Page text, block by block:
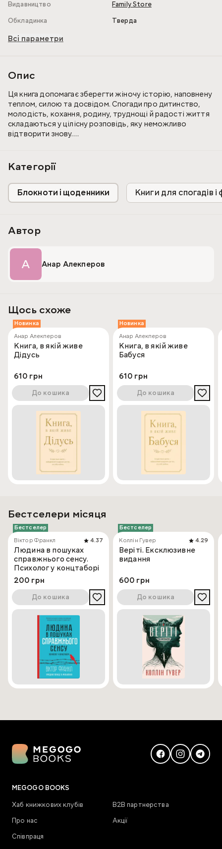
Видавництво
Family Store
Обкладинка
Тверда
Всі параметри
Опис
Ця книга допомагає зберегти жіночу історію, наповнену
теплом, силою та досвідом. Спогади про дитинство,
молодість, кохання, родину, труднощі й радості життя
складаються у цілісну розповідь, яку неможливо
відтворити знову.
поколіннями. Вона зберігає не лише події, а й почуття,
настрій та життєву мудрість, що з часом набувають ще
більшої цінності.
Категорії
Блокноти і щоденники Книги для спогадів
Автор
А Анар Алекперов
Щось схоже
Новинка
Анар Алекперов
Книга, в якій живе
Дідусь
610 грн
До кошика
Новинка
Анар Алекперов
Книга, в якій живе
Бабуся
610 грн
До кошика
Бестселери місяця
Бестселер
Віктор Франкл
4.37
Людина в пошуках
справжнього сенсу.
Психолог у концтаборі
200 грн
До кошика
Бестселер
Коллін Гувер
4.29
Веріті. Ексклюзивне
видання
600 грн
До кошика
MEGOGO BOOKS
Хаб книжкових клубів
В2В партнерства
Про нас
Акції
Співпраця